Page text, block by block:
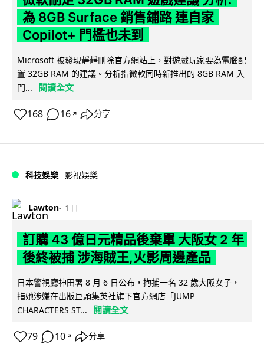
為 8GB Surface 銷售鋪路 連自家
Copilot+ 門檻也未到
Microsoft 被發現靜靜刪除官方網站上，對遊戲玩家要為電腦配
置 32GB RAM 的建議。分析指微軟同時新推出的 8GB RAM 入
門...
閱讀全文
168 16 ↗ 分享
科技娛樂 影視娛樂
Lawton 1 日
訂購 43 億日元精品後棄單 大阪女 2 年
後終被捕 涉海賊王,火影周邊產品
日本警視廳神田署 8 月 6 日公布，拘捕一名 32 歲大阪女子，
指她涉嫌在出版巨頭集英社旗下官方網店「JUMP
CHARACTERS ST...
閱讀全文
79 10 ↗ 分享